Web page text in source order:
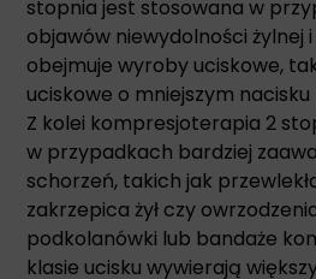
stopnia jest stosowana w
objawów niewydolności żylnej
obejmuje wyroby uciskowe,
uciskowe o mniejszym
Z kolei kompresjoterapia 2
w przypadkach bardziej
schorzeń, takich jak
zakrzepica żył czy
podkolanówki lub bandaże
klasie ucisku wywierają